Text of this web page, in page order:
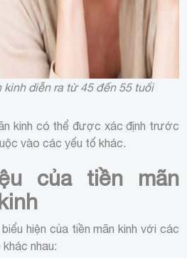
diễn ra từ 45 đến 55 tuổi
kinh có thể được xác định trước
vào các yếu tố khác.
của tiền mãn
hiện của tiền mãn kinh với các
nhau: